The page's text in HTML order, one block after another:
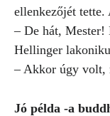
ellenkezőjét tette.
– De hát, Mester!
Hellinger
– Akkor úgy volt,
Jó példa -a